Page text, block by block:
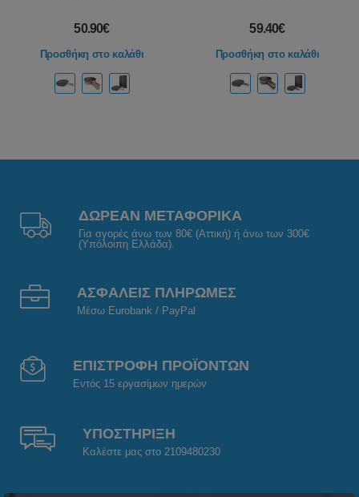
50.90€
Προσθήκη στο καλάθι
59.40€
Προσθήκη στο καλάθι
ΔΩΡΕΑΝ ΜΕΤΑΦΟΡΙΚΑ
Για αγορές άνω των 80€ (Αττική) ή άνω των 300€
(Υπόλοιπη Ελλάδα).
ΑΣΦΑΛΕΙΣ ΠΛΗΡΩΜΕΣ
Μέσω Eurobank / PayPal
ΕΠΙΣΤΡΟΦΗ ΠΡΟΪΟΝΤΩΝ
Εντός 15 εργασίμων ημερών
ΥΠΟΣΤΗΡΙΞΗ
Καλέστε μας στο 2109480230